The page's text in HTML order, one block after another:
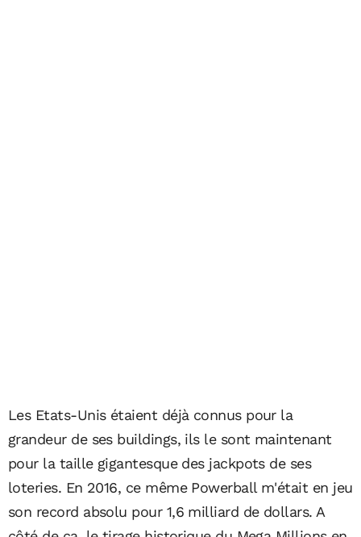
Les Etats-Unis étaient déjà connus pour la
grandeur de ses buildings, ils le sont maintenant
pour la taille gigantesque des jackpots de ses
loteries. En 2016, ce même Powerball m'était en jeu
son record absolu pour 1,6 milliard de dollars. A